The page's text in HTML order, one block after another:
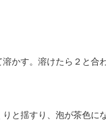
かす。溶けたら２と合
と揺すり、泡が茶色に